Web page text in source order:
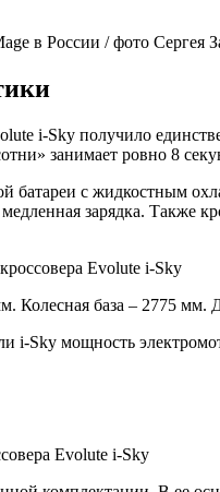
в России / фото Сергея
i-Sky получило
занимает ровно 8
батареи с жидкостным
зарядка. Также
Evolute i-Sky
Колесная база – 2775 мм.
i-Sky мощность
Evolute i-Sky